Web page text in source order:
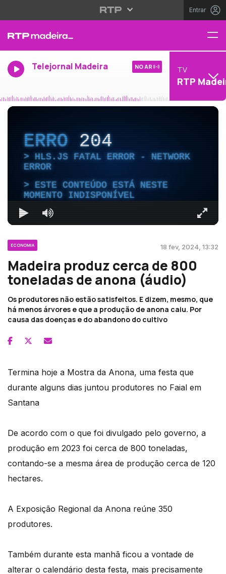
Entrar
Telejornal Madeira NO AR TV
RTP
ERRO204
HLS.JS FATAL ERROR - NETWORK
ERROR
ESTE CONTEÚDO ESTÁ NESTE
MOMENTO INDISPONÍVEL
ECONOMIA 18 fev, 2024, 13:32
Madeira produz cerca de 800
toneladas de anona (áudio)
Os produtores não estão satisfeitos. E dizem, mesmo, que
há menos árvores e que a produção de anona caiu. Por
causa das doenças e do abandono do cultivo
Termina hoje a Mostra da Anona, uma festa que
durante alguns dias juntou produtores no Faial em
Santana
De acordo com o que foi divulgado pelo governo, a
produção em 2023 foi cerca de 800 toneladas,
contando-se a mesma área de produção cerca de 120
hectares.
A Exposição Regional da Anona reúne 350
produtores.
Também durante esta manhã ficou a vontade de
alterar o calendário desta festa, mais precisamente